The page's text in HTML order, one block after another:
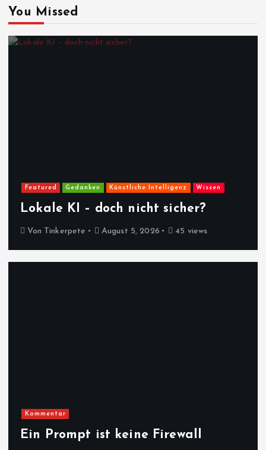
You Missed
Featured Gedanken Künstliche Intelligenz Wissen
Lokale KI – doch nicht sicher?
Von Tinkerpete August 5, 2026 45 views
Kommentar
Ein Prompt ist keine Firewall